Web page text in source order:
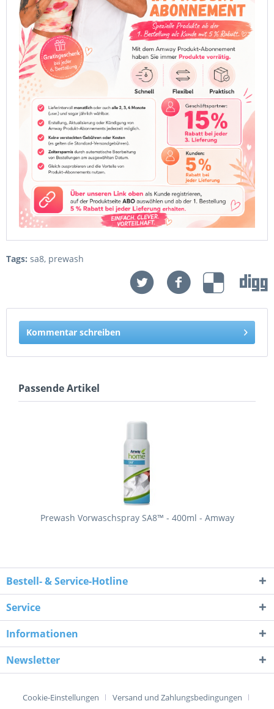
Tags: sa8, prewash
Kommentar schreiben
Passende Artikel
Prewash Vorwaschspray SA8™ - 400ml - Amway
Bestell- & Service-Hotline
Service
Informationen
Newsletter
Cookie-Einstellungen Versand und Zahlungsbedingungen